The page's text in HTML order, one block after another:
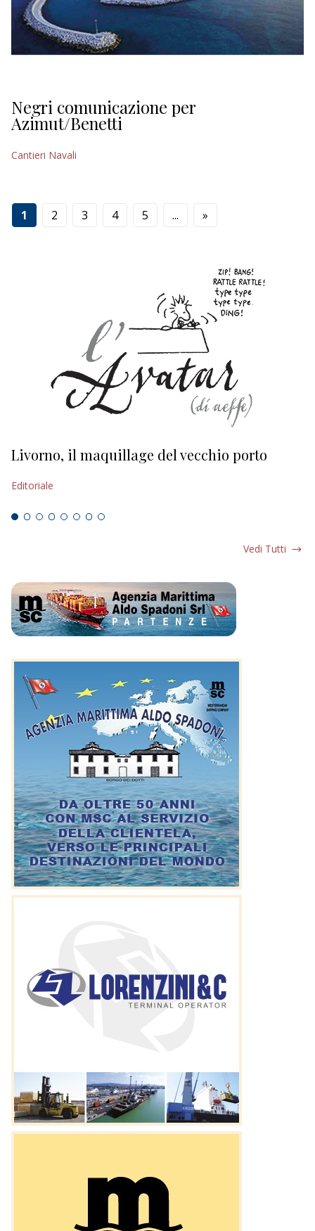
Negri comunicazione per
Azimut/Benetti
Cantieri Navali
1 2 3 4 5 ... »
Livorno, il maquillage del vecchio porto
Editoriale
Vedi Tutti